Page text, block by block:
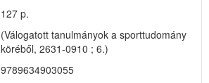
127 p.
(Válogatott tanulmányok a sporttudomány
köréből, 2631-0910 ; 6.)
9789634903055